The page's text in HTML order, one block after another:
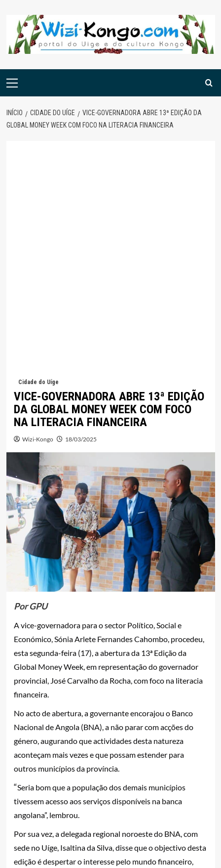
content
Menu
INÍCIO CIDADE DO UÍGE
VICE-GOVERNADORA ABRE 13ª EDIÇÃO DA
GLOBAL MONEY WEEK COM FOCO NA LITERACIA FINANCEIRA
Cidade do Uíge
VICE-GOVERNADORA ABRE 13ª EDIÇÃO
DA GLOBAL MONEY WEEK COM FOCO
NA LITERACIA FINANCEIRA
Wizi-Kongo 18/03/2025
Por GPU
A vice-governadora para o sector Político, Social e
Económico, Sónia Arlete Fernandes Cahombo, procedeu,
esta segunda-feira (17), a abertura da 13ª Edição da
Global Money Week, em representação do governador
provincial, José Carvalho da Rocha, com foco na literacia
financeira.
No acto de abertura, a governante encorajou o Banco
Nacional de Angola (BNA), a não parar com acções do
género, augurando que actividades desta natureza
aconteçam mais vezes e que possam estender para
outros municípios da província.
“Seria bom que a população dos demais municípios
tivessem acesso aos serviços disponíveis na banca
angolana”, lembrou.
Por sua vez, a delegada regional noroeste do BNA, com
sede no Uíge, Isaltina da Silva, disse que o objectivo desta
edição é despertar o interesse pelo mundo financeiro,